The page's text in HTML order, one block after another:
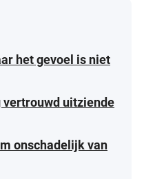
het gevoel is niet
uitziende
onschadelijk van